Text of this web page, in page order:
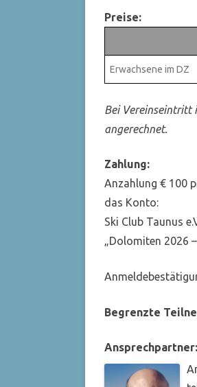
Preise:
Erwachsene im DZ
Bei Vereinseintritt
angerechnet.
Zahlung:
Anzahlung € 100
das Konto:
Ski Club Taunus
„Dolomiten 2026
Begrenzte
Ansprechpartner: